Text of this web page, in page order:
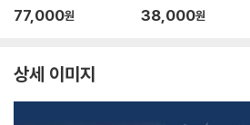
앨범 패키지 (BLUE AR
T ALBUM PACKAG
77,000원
키지 (BLUE ARCHIVE
38,000원
상세 이미지